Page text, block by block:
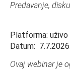
Predavanje,
Platforma: uživo
Datum:
Ovaj webinar je